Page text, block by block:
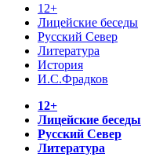
12+
Лицейские беседы
Русский Север
Литература
История
И.С.Фрадков
12+
Лицейские беседы
Русский Север
Литература